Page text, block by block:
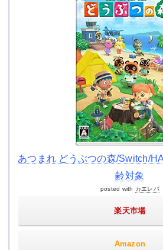
あつまれ どうぶつの森/Switch/
齢対象
posted with カエレバ
楽天市場
Amazon